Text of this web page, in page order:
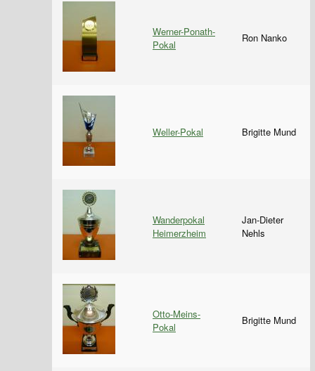
Werner-Ponath-
Pokal
Ron Nanko
Weller-Pokal Brigitte Mund
Wanderpokal
Heimerzheim
Jan-Dieter
Nehls
Otto-Meins-
Pokal
Brigitte Mund